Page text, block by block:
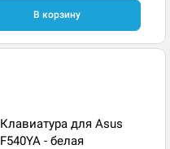
В корзину
Клавиатура для Asus
F540YA - белая